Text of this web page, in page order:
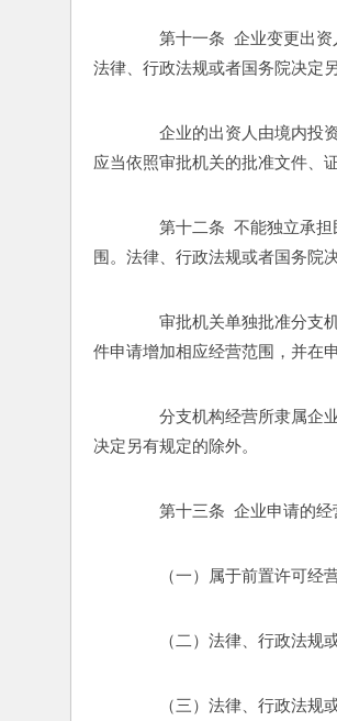
第十一条  企业变更出资
法律、行政法规或者国务院决定
企业的出资人由境内投资
应当依照审批机关的批准文件、
第十二条  不能独立承担
围。法律、行政法规或者国务院
审批机关单独批准分支机
件申请增加相应经营范围，并在
分支机构经营所隶属企业
决定另有规定的除外。
第十三条  企业申请的经
（一）属于前置许可经营
（二）法律、行政法规或
（三）法律、行政法规或